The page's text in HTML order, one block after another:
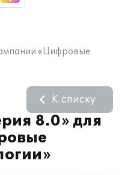
«Цифровые
8.0» для
К списку